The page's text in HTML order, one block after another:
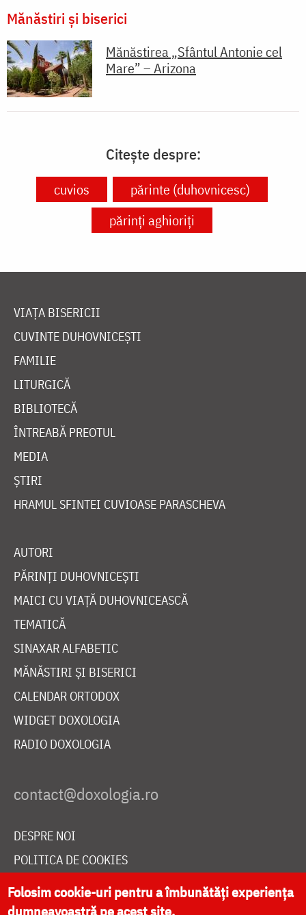
Mănăstiri și biserici
Mănăstirea „Sfântul Antonie cel
Mare” – Arizona
Citește despre:
cuvios
părinte (duhovnicesc)
părinți aghioriți
VIAȚA BISERICII
CUVINTE DUHOVNICEȘTI
FAMILIE
LITURGICĂ
BIBLIOTECĂ
ÎNTREABĂ PREOTUL
MEDIA
ȘTIRI
HRAMUL SFINTEI CUVIOASE PARASCHEVA
AUTORI
PĂRINȚI DUHOVNICEȘTI
MAICI CU VIAȚĂ DUHOVNICEASCĂ
TEMATICĂ
SINAXAR ALFABETIC
MĂNĂSTIRI ȘI BISERICI
CALENDAR ORTODOX
WIDGET DOXOLOGIA
RADIO DOXOLOGIA
DESPRE NOI
POLITICA DE COOKIES
DONEAZĂ ONLINE PENTRU CATEDRALA NAȚIONALĂ
Folosim cookie-uri pentru a îmbunătăți experiența
dumneavoastră pe acest site.